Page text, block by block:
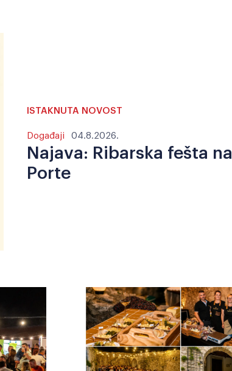
ISTAKNUTA NOVOST
Događaji 04.8.2026.
Najava: Ribarska fešta na
Porte